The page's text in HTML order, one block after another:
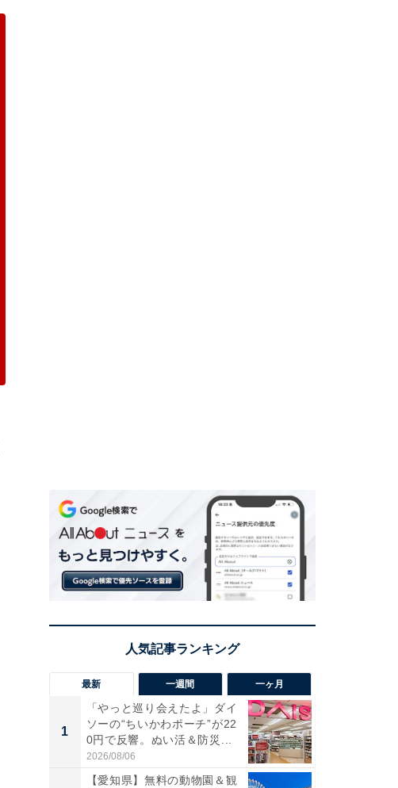
最新 一週間 一ヶ月
1
「やっと巡り会えたよ」ダイ
ソーの“ちいかわポーチ”が22
0円で反響。ぬい活＆防災...
2026/08/06
【愛知県】無料の動物園＆観